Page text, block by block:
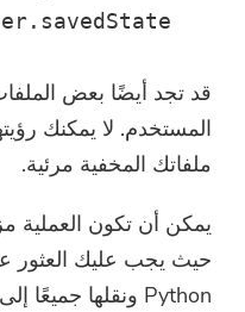
قد تجد أيضًا بعض
المستخدم. لا يمكنك
ملفاتك المخفية مرئية.
يمكن أن تكون
حيث يجب عليك العثور
Python ونقلها جميعًا إلى سلة المهملات.